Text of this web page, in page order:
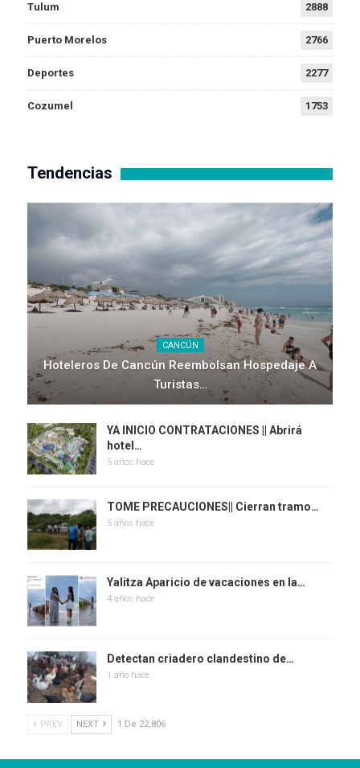
Tulum 2888
Puerto Morelos 2766
Deportes 2277
Cozumel 1753
Tendencias
CANCÚN
Hoteleros De Cancún Reembolsan Hospedaje A
Turistas…
YA INICIO CONTRATACIONES || Abrirá
hotel…
5 años hace
TOME PRECAUCIONES|| Cierran tramo…
5 años hace
Yalitza Aparicio de vacaciones en la…
4 años hace
Detectan criadero clandestino de…
1 año hace
PREV NEXT 1 De 22,806